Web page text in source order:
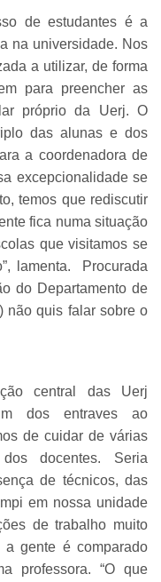
de estudantes é a
na universidade. Nos
a utilizar, de forma
para preencher as
próprio da Uerj. O
das alunas e dos
a coordenadora de
excepcionalidade se
temos que rediscutir
fica numa situação
que visitamos se
lamenta. Procurada
do Departamento de
não quis falar sobre o
central das Uerj
dos entraves ao
de cuidar de várias
docentes. Seria
de técnicos, das
em nossa unidade
de trabalho muito
a gente é comparado
professora. “O que